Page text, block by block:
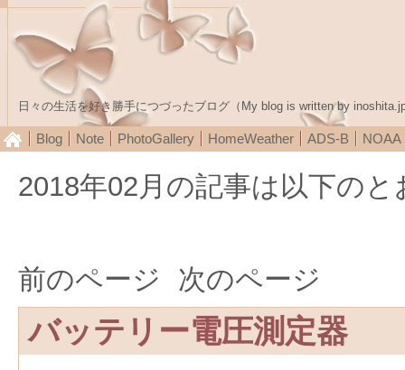
日々の生活を好き勝手につづったブログ（My blog is written by
Blog Note PhotoGallery HomeWeather ADS-B NOAA
2018年02月の記事は以下の
前のページ 次のページ
バッテリー電圧測定器